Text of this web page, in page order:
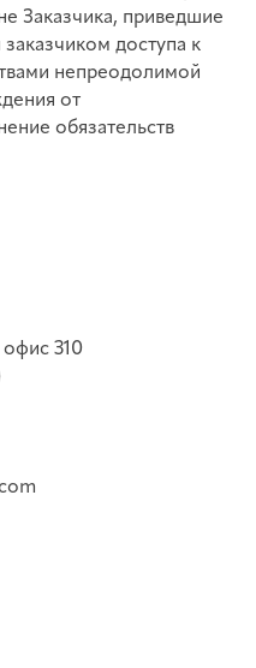
Заказчика, приведшие
доступа к
непреодолимой
от
обязательств
офис 310